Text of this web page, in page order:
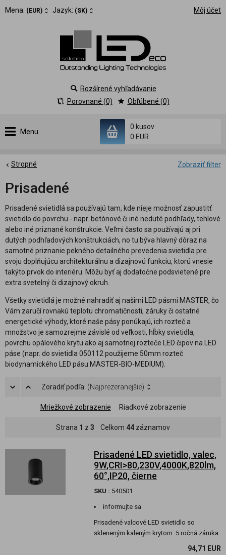
Mena: (EUR) Jazyk: (SK) Môj účet
Menu
0 kusov
0 EUR
Rozšírené vyhľadávanie
Porovnané (0)
Obľúbené (0)
Zobraziť filter
Stropné
Prisadené
Prisadené svietidlá sa používajú tam, kde nieje možnosť zapustitť
svietidlo do povrchu - napr. betónové či iné neduté podhľady, tehlové
alebo iné priznané konštrukcie. Veľmi často sa používajú aj pri
dutých podhľadových konštrukciách, no tu býva hlavný dôraz na
samotné priznanie pekného detailného prevedenia svietidla pre
svoju doplňujúcu architekturálnu a dizajnovú funkciu, ktorú vnesie
takýto prvok do interiéru. Môžu byť aj dodatočne podsvietené pre
extra svetelný či dizajnový okruh.
Všetky svietidlá je možné nahradiť aj našimi LED pásmi MASTER, čo
Vám zaručí rovnakú teplotu chromatičnosti, záruky či ostatné
energetické výhody, ktoré naše pásy ponúkajú, ich rozteč a
množstvo je samozrejme závislé od veľkosti, hĺbky svietidla,
povrchu opálového krytu ako aj samotnej rozteče LED čipov na LED
páse (napr. do svietidla 050112 použijeme 50mm rozteč
biodynamického LED pásu MASTER-BIO-MEDIUM).
Zoradiť podľa: (Najprezeranejšie)
Mriežkové zobrazenie Riadkové zobrazenie
Strana 1 z 3 Celkom 44 záznamov
Prisadené LED svietidlo, valec,
9W,CRI>80,230V,4000K,820lm,
60°,IP20, čierne
SKU : 540501
informujte sa
Prisadené valcové LED svietidlo so
skleneným kaleným krytom. 5 ročná záruka.
94,71 EUR